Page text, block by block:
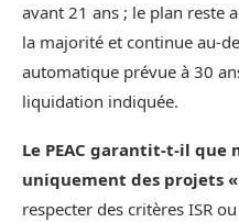
avant 21 ans ; le plan reste
la majorité et continue
automatique prévue à 30
liquidation indiquée.
Le PEAC garantit‑t‑il
uniquement des projets
respecter des critères ISR